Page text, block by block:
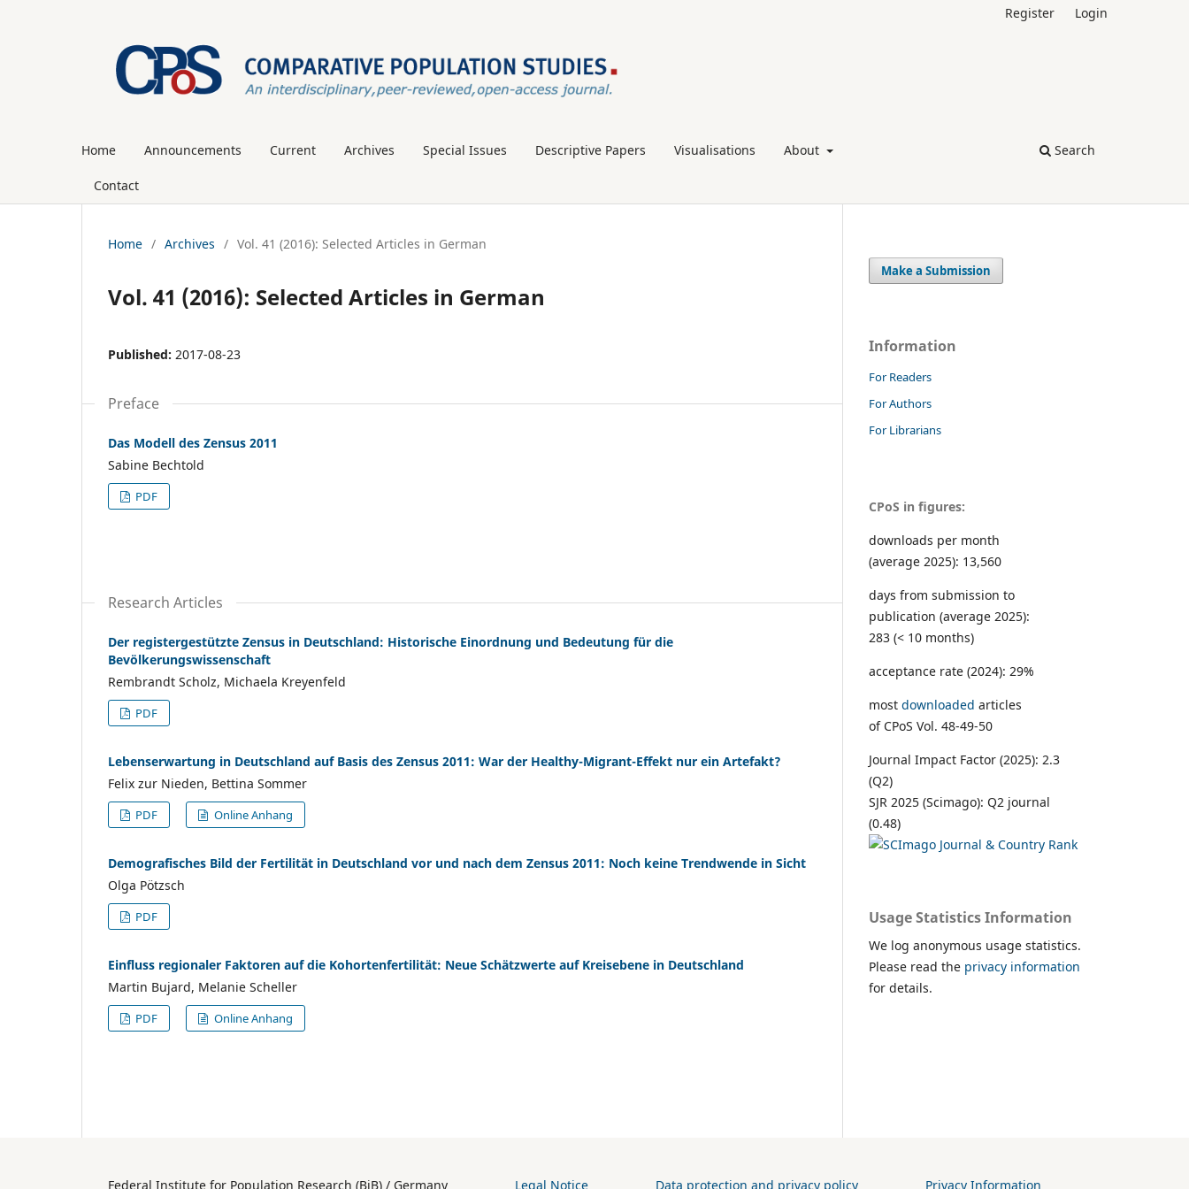
Home Announcements Current Archives Special Issues Descriptive Papers Visualisations About
Contact
Search
Register Login
Home / Archives / Vol. 41 (2016): Selected Articles in German
Vol. 41 (2016): Selected Articles in German
Published: 2017-08-23
Preface
Das Modell des Zensus 2011
Sabine Bechtold
PDF
Research Articles
Der registergestützte Zensus in Deutschland: Historische Einordnung und Bedeutung für die
Bevölkerungswissenschaft
Rembrandt Scholz, Michaela Kreyenfeld
PDF
Lebenserwartung in Deutschland auf Basis des Zensus 2011: War der Healthy-Migrant-Effekt nur ein Artefakt?
Felix zur Nieden, Bettina Sommer
PDF Online Anhang
Demografisches Bild der Fertilität in Deutschland vor und nach dem Zensus 2011: Noch keine Trendwende in Sicht
Olga Pötzsch
PDF
Einfluss regionaler Faktoren auf die Kohortenfertilität: Neue Schätzwerte auf Kreisebene in Deutschland
Martin Bujard, Melanie Scheller
PDF Online Anhang
Make a Submission
Information
For Readers
For Authors
For Librarians
CPoS in figures:
downloads per month
(average 2025): 13,560
days from submission to
publication (average 2025):
283 (< 10 months)
acceptance rate (2024): 29%
most downloaded articles
of CPoS Vol. 48-49-50
Journal Impact Factor (2025): 2.3
(Q2)
SJR 2025 (Scimago): Q2 journal
(0.48)
Usage Statistics Information
We log anonymous usage statistics.
Please read the privacy information
for details.
Federal Institute for Population Research (BiB) / Germany Legal Notice Data protection and privacy policy Privacy Information